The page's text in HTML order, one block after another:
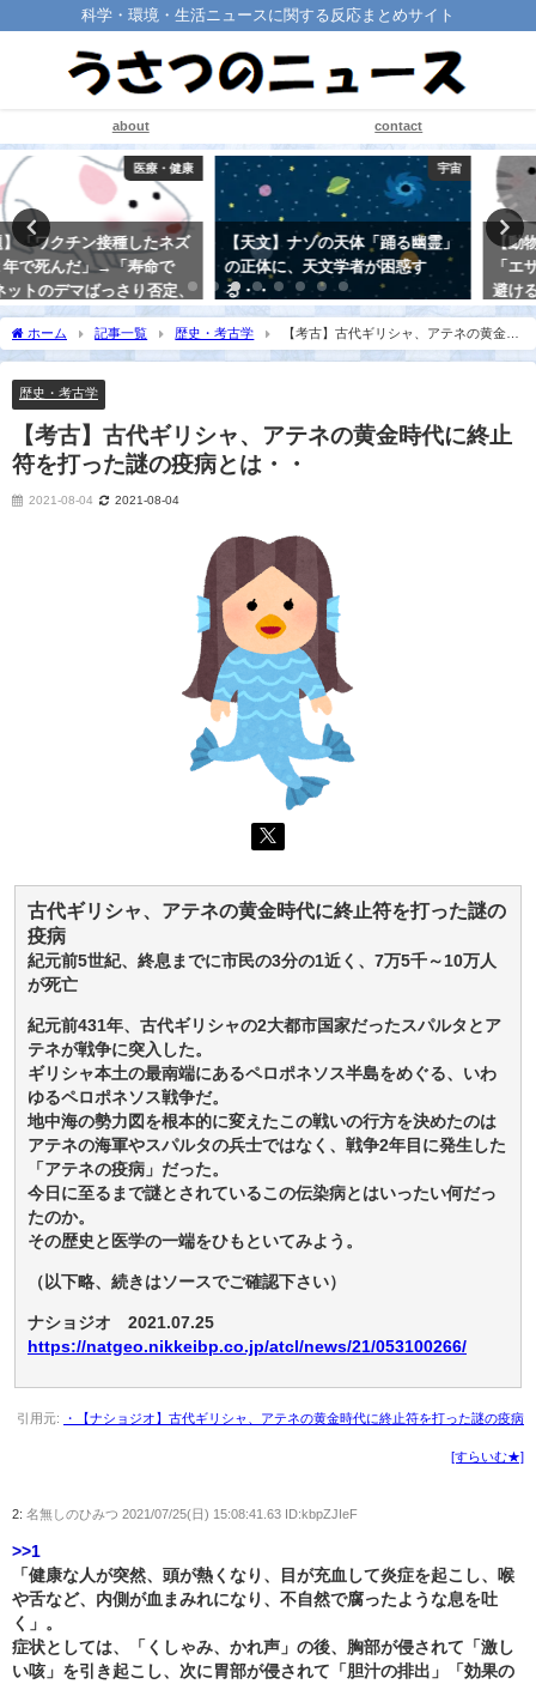
科学・環境・生活ニュースに関する反応まとめサイト
about contact
宇宙
【天文】ナゾの天体「踊る幽霊」
の正体に、天文学者が困惑す
る・・
生物
【動物】ネコは他の動物と違って
「エサを得るために働く」ことを
避ける傾向がある
ホーム 記事一覧 歴史・考古学
【考古】古代ギリシャ、アテネの黄金時
代に終止符を打った謎の疫病とは・・
歴史・考古学
【考古】古代ギリシャ、アテネの黄金時代に終止
符を打った謎の疫病とは・・
2021-08-04 2021-08-04
古代ギリシャ、アテネの黄金時代に終止符を打った謎の
疫病
紀元前5世紀、終息までに市民の3分の1近く、7万5千～10万人
が死亡
紀元前431年、古代ギリシャの2大都市国家だったスパルタとア
テネが戦争に突入した。
ギリシャ本土の最南端にあるペロポネソス半島をめぐる、いわ
ゆるペロポネソス戦争だ。
地中海の勢力図を根本的に変えたこの戦いの行方を決めたのは
アテネの海軍やスパルタの兵士ではなく、戦争2年目に発生した
「アテネの疫病」だった。
今日に至るまで謎とされているこの伝染病とはいったい何だっ
たのか。
その歴史と医学の一端をひもといてみよう。
（以下略、続きはソースでご確認下さい）
ナショジオ 2021.07.25
https://natgeo.nikkeibp.co.jp/atcl/news/21/053100266/
引用元: ・【ナショジオ】古代ギリシャ、アテネの黄金時代に終止符を打った謎の疫病
[すらいむ★]
2: 名無しのひみつ 2021/07/25(日) 15:08:41.63 ID:kbpZJIeF
>>1
「健康な人が突然、頭が熱くなり、目が充血して炎症を起こし、喉
や舌など、内側が血まみれになり、不自然で腐ったような息を吐
く」。
症状としては、「くしゃみ、かれ声」の後、胸部が侵されて「激し
い咳」を引き起こし、次に胃部が侵されて「胆汁の排出」「効果の